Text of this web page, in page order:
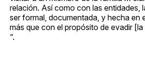
relación. Así como con las entidades,
ser formal, documentada, y hecha en
más que con el propósito de evadir
“.